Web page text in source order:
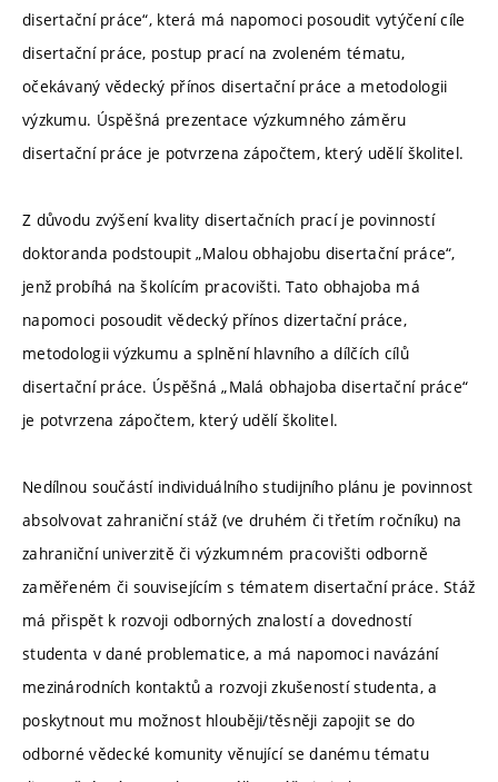
disertační práce“, která má napomoci posoudit vytýčení cíle
disertační práce, postup prací na zvoleném tématu,
očekávaný vědecký přínos disertační práce a metodologii
výzkumu. Úspěšná prezentace výzkumného záměru
disertační práce je potvrzena zápočtem, který udělí školitel.
Z důvodu zvýšení kvality disertačních prací je povinností
doktoranda podstoupit „Malou obhajobu disertační práce“,
jenž probíhá na školícím pracovišti. Tato obhajoba má
napomoci posoudit vědecký přínos dizertační práce,
metodologii výzkumu a splnění hlavního a dílčích cílů
disertační práce. Úspěšná „Malá obhajoba disertační práce“
je potvrzena zápočtem, který udělí školitel.
Nedílnou součástí individuálního studijního plánu je povinnost
absolvovat zahraniční stáž (ve druhém či třetím ročníku) na
zahraniční univerzitě či výzkumném pracovišti odborně
zaměřeném či souvisejícím s tématem disertační práce. Stáž
má přispět k rozvoji odborných znalostí a dovedností
studenta v dané problematice, a má napomoci navázání
mezinárodních kontaktů a rozvoji zkušeností studenta, a
poskytnout mu možnost hlouběji/těsněji zapojit se do
odborné vědecké komunity věnující se danému tématu